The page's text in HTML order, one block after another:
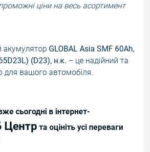
ціни на весь асортимент
акумулятор GLOBAL Asia SMF 60Ah,
(D23), н.к. – це надійний та
для вашого автомобіля.
сьогодні в інтернет-
Центр та оцініть усі переваги